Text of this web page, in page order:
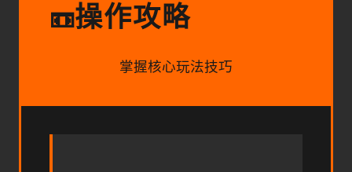
📼操作攻略
掌握核心玩法技巧